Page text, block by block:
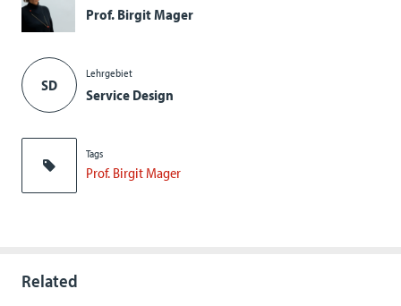
Prof. Birgit Mager
SD
Lehrgebiet
Service Design
Tags
Prof. Birgit Mager
Related